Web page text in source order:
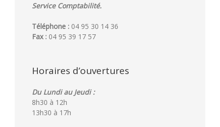
Service Comptabilité.
Téléphone : 04 95 30 14 36
Fax : 04 95 39 17 57
Horaires d’ouvertures
Du Lundi au Jeudi :
8h30 à 12h
13h30 à 17h